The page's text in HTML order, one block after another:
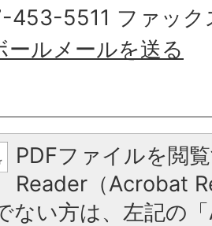
453-5511 ファッ
ールメールを送る
PDFファイルを閲
Reader（Acrobat
ない方は、左記の